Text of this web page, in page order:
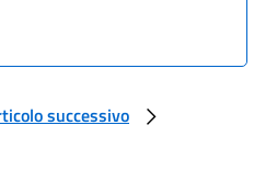
successivo